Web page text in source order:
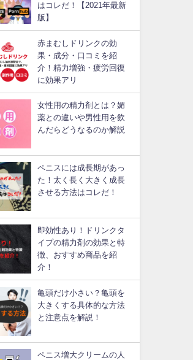
はコレだ！【2021年最新
版】
赤まむしドリンクの効
果・成分・口コミを紹
介！精力増強・疲労回復
に効果アリ
女性用の精力剤とは？媚
薬との違いや男性用を飲
んだらどうなるのか解説
ペニスには成長期があっ
た！太く長く大きく成長
させる方法はコレだ！
即効性あり！ドリンクタ
イプの精力剤の効果と特
徴、おすすめ商品を紹
介！
亀頭だけ小さい？亀頭を
大きくする具体的な方法
と注意点を解説！
ペニス増大クリームの人